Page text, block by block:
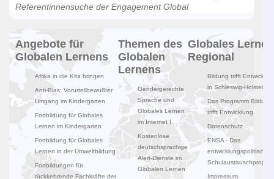
Referentinnensuche der Engagement Global
Angebote für
Globalen Lernens
Afrika in die Kita bringen
Anti-Bias: Vorurteilbewußter
Umgang im Kindergarten
Fortbildung für Globales
Lernen im Kindergarten
Fortbildung für Globales
Lernen in der Umweltbildung
Fortbildungen für
rückkehrende Fachkräfte der
Themen des
Globalen
Lernens
Gendergerechte
Sprache und
Globales Lernen
im Internet I
Kostenlose
deutschsprachige
Alert-Dienste im
Globalen Lernen
Globales Lernen
Regional
Bildung trifft
in Schleswig-Holstein
Das Programm Bildung
trifft Entwicklung
Datenschutz
ENSA - Das
entwicklungspolitische
Impressum